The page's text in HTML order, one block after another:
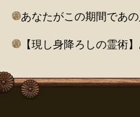
あなたがこの期間であ
【現し身降ろしの霊術